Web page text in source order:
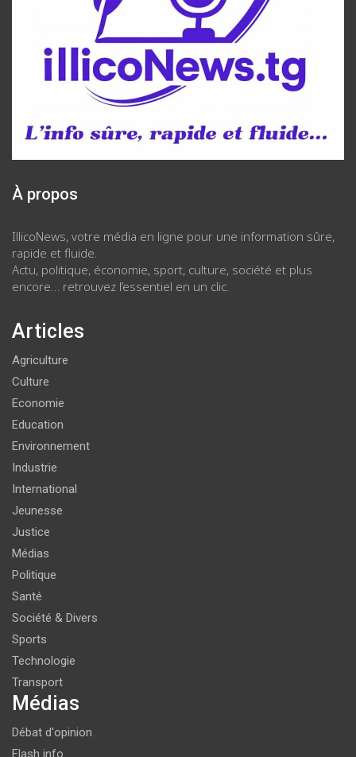
À propos
IllicoNews, votre média en ligne pour une information sûre,
rapide et fluide.
Actu, politique, économie, sport, culture, société et plus
encore… retrouvez l’essentiel en un clic.
Articles
Agriculture
Culture
Economie
Education
Environnement
Industrie
International
Jeunesse
Justice
Médias
Politique
Santé
Société & Divers
Sports
Technologie
Transport
Médias
Débat d'opinion